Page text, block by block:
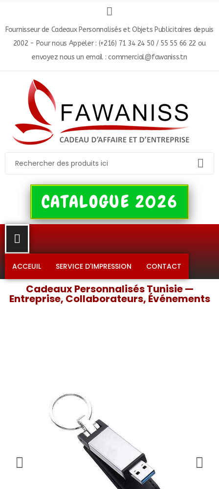
Fournisseur de Cadeaux Personnalisés et Objets Publicitaires depuis
2002 - Pour nous Appeler : (+216) 71 34 24 50 / 55 55 66 22 ou
envoyez nous un email : commercial@fawaniss.tn
CATALOGUE 2026
ACCEUIL SERVICE D'IMPRESSION CONTACT
Cadeaux Personnalisés Tunisie —
Entreprise, Collaborateurs, Événements